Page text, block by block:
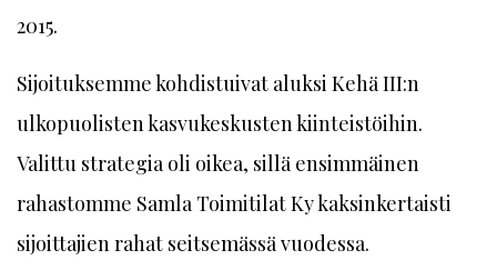
2015.
Sijoituksemme kohdistuivat aluksi Kehä III:n
ulkopuolisten kasvukeskusten kiinteistöihin.
Valittu strategia oli oikea, sillä ensimmäinen
rahastomme Samla Toimitilat Ky kaksinkertaisti
sijoittajien rahat seitsemässä vuodessa.